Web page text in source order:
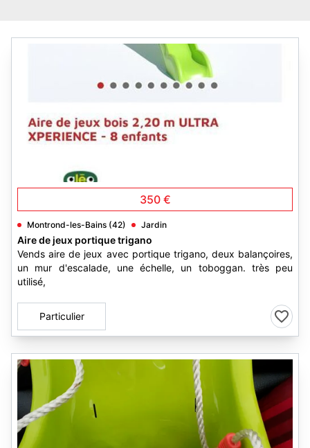
350 €
Montrond-les-Bains (42) Jardin
Aire de jeux portique trigano
Vends aire de jeux avec portique trigano, deux balançoires,
un mur d'escalade, une échelle, un toboggan. très peu
utilisé,
Particulier